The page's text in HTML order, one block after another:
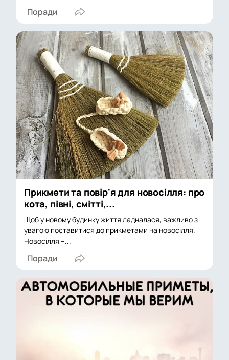
Поради
Прикмети та повір'я для новосілля: про
кота, півні, смітті,...
Щоб у новому будинку життя ладналася, важливо з
увагою поставитися до прикметами на новосілля.
Новосілля –...
Поради